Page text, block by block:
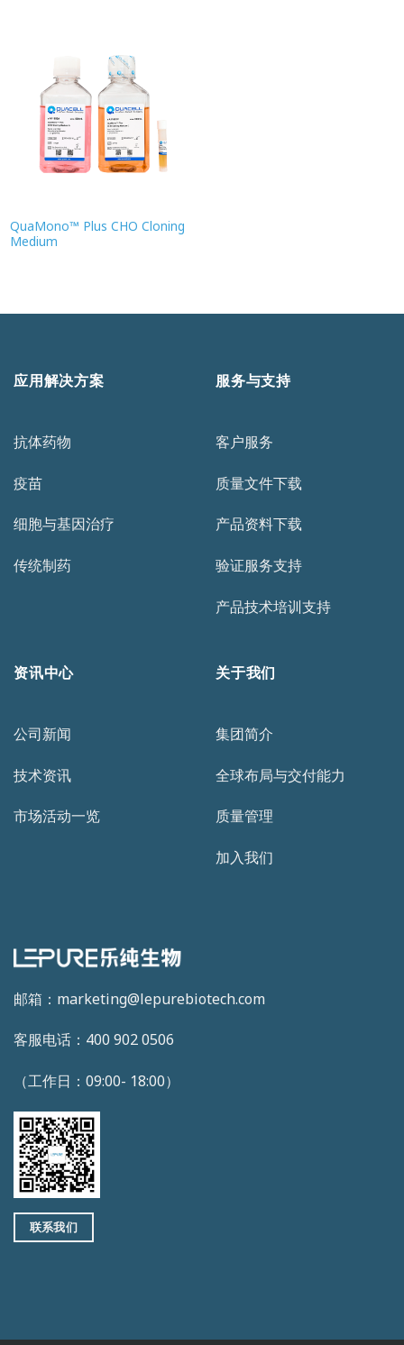
QuaMono™ Plus CHO Cloning
Medium
邮箱：marketing@lepurebiotech.com
客服电话：400 902 0506
（工作日：09:00- 18:00）
联系我们
应用解决方案
抗体药物
疫苗
细胞与基因治疗
传统制药
服务与支持
客户服务
质量文件下载
产品资料下载
验证服务支持
产品技术培训支持
资讯中心
公司新闻
技术资讯
市场活动一览
关于我们
集团简介
全球布局与交付能力
质量管理
加入我们